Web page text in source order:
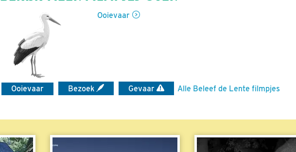
Ooievaar
Ooievaar Bezoek Gevaar Alle Beleef de Lente filmpjes